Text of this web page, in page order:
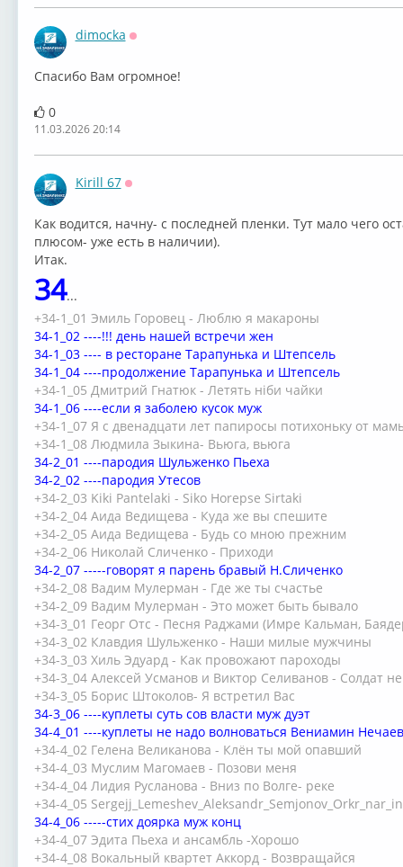
dimocka
Спасибо Вам огромное!
0
11.03.2026 20:14
Kirill 67
Как водится, начну- с последней пленки. Тут мало чего
плюсом- уже есть в наличии).
Итак.
34...
+34-1_01 Эмиль Горовец - Люблю я макароны
34-1_02 ----!!! день нашей встречи жен
34-1_03 ---- в ресторане Тарапунька и Штепсель
34-1_04 ----продолжение Тарапунька и Штепсель
+34-1_05 Дмитрий Гнатюк - Летять нiби чайки
34-1_06 ----если я заболею кусок муж
+34-1_07 Я с двенадцати лет папиросы потихоньку от
+34-1_08 Людмила Зыкина- Вьюга, вьюга
34-2_01 ----пародия Шульженко Пьеха
34-2_02 ----пародия Утесов
+34-2_03 Kiki Pantelaki - Siko Horepse Sirtaki
+34-2_04 Аида Ведищева - Куда же вы спешите
+34-2_05 Аида Ведищева - Будь со мною прежним
+34-2_06 Николай Сличенко - Приходи
34-2_07 -----говорят я парень бравый Н.Сличенко
+34-2_08 Вадим Мулерман - Где же ты счастье
+34-2_09 Вадим Мулерман - Это может быть бывало
+34-3_01 Георг Отс - Песня Раджами (Имре Кальман,
+34-3_02 Клавдия Шульженко - Наши милые мужчины
+34-3_03 Хиль Эдуард - Как провожают пароходы
+34-3_04 Алексей Усманов и Виктор Селиванов - Солдат
+34-3_05 Борис Штоколов- Я встретил Вас
34-3_06 ----куплеты суть сов власти муж дуэт
34-4_01 ----куплеты не надо волноваться Вениамин
+34-4_02 Гелена Великанова - Клён ты мой опавший
+34-4_03 Муслим Магомаев - Позови меня
+34-4_04 Лидия Русланова - Вниз по Волге- реке
+34-4_05
34-4_06 -----стих доярка муж конц
+34-4_07 Эдита Пьеха и ансамбль -Хорошо
+34-4_08 Вокальный квартет Аккорд - Возвращайся